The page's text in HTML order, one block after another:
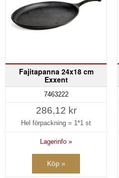
Fajitapanna 24x18 cm
Exxent
7463222
286,12 kr
Hel förpackning = 1*1 st
Lagerinfo »
Köp »